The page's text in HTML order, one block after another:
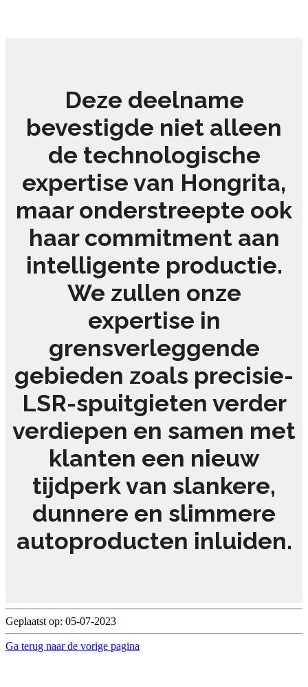
Deze deelname
bevestigde niet alleen
de technologische
expertise van Hongrita,
maar onderstreepte ook
haar commitment aan
intelligente productie.
We zullen onze
expertise in
grensverleggende
gebieden zoals precisie-
LSR-spuitgieten verder
verdiepen en samen met
klanten een nieuw
tijdperk van slankere,
dunnere en slimmere
autoproducten inluiden.
Geplaatst op: 05-07-2023
Ga terug naar de vorige pagina